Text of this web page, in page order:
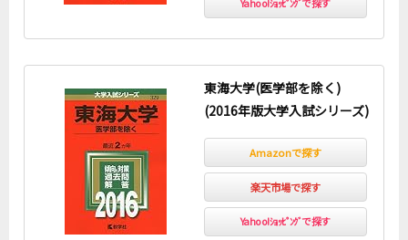
Yahoo!ｼｮｯﾋﾟﾝｸﾞで探す
東海大学(医学部を除く)
(2016年版大学入試シリーズ)
Amazonで探す
楽天市場で探す
Yahoo!ｼｮｯﾋﾟﾝｸﾞで探す